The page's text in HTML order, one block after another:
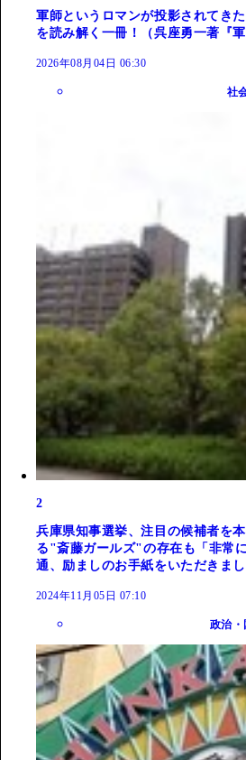
軍師というロマンが投影されてき
を読み解く一冊！（呉座勇一著『軍
2026年08月04日 06:30
社
2
兵庫県知事選挙、注目の候補者を
る"斎藤ガールズ"の存在も「非常
通、励ましのお手紙をいただきまし
2024年11月05日 07:10
政治・